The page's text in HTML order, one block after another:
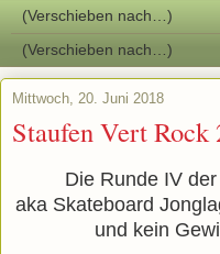
Mittwoch, 20. Juni 2018
Staufen Vert Rock
Die Runde IV
aka Skateboard
und kein